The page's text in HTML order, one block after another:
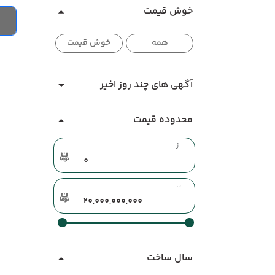
خوش قیمت
همه خوش قیمت
آگهی های چند روز اخیر
محدوده قیمت
از
تا
سال ساخت